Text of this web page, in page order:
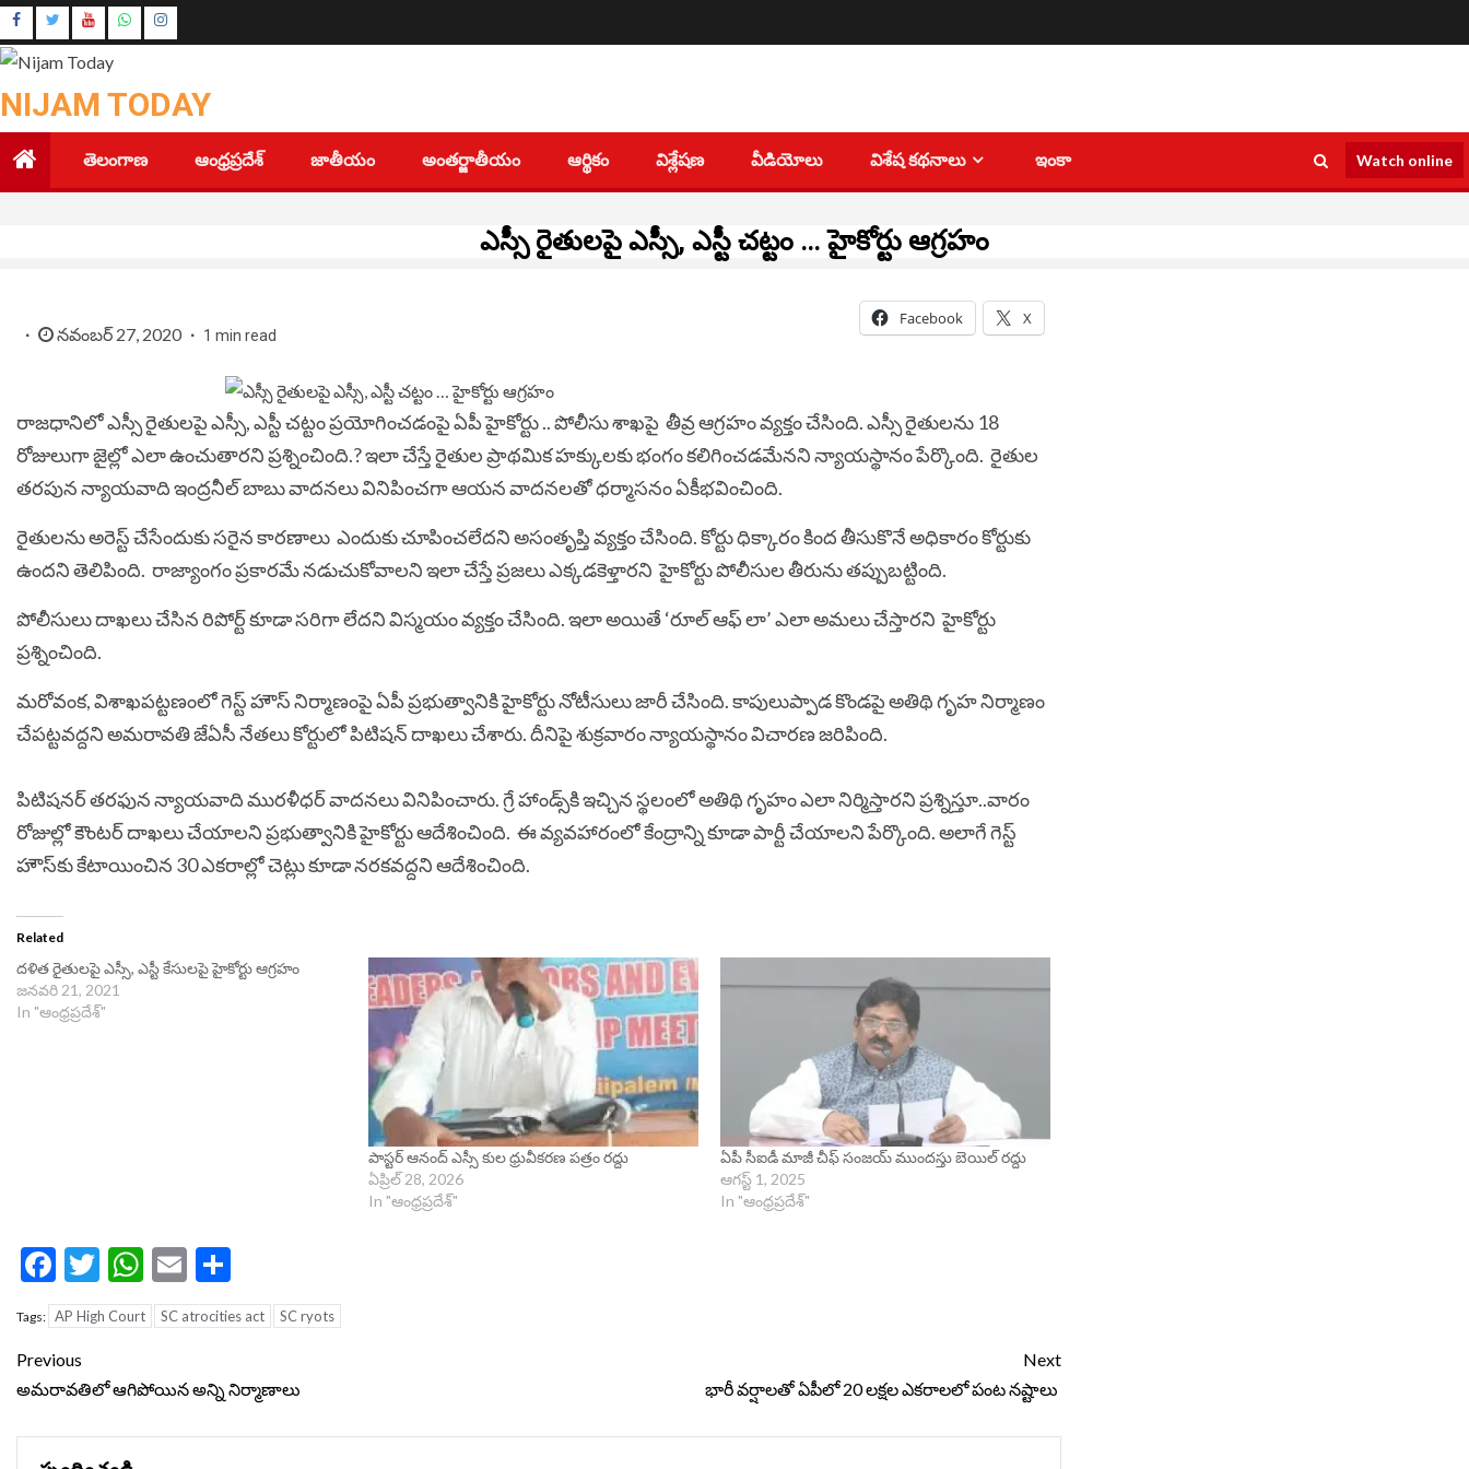
Skip
to
content
Youtube
Instagram
NIJAM TODAY
తెలంగాణ ఆంధ్రప్రదేశ్ జాతీయం అంతర్జాతీయం ఆర్థికం విశ్లేషణ వీడియోలు విశేష కథనాలు ఇంకా Watch online
ఎస్సీ రైతులపై ఎస్సీ, ఎస్టీ చట్టం … హైకోర్టు ఆగ్రహం
నవంబర్ 27, 2020 1 min read
Facebook X
రాజధానిలో ఎస్సీ రైతులపై ఎస్సీ, ఎస్టీ చట్టం ప్రయోగించడంపై ఏపీ హైకోర్టు .. పోలీసు శాఖపై తీవ్ర ఆగ్రహం వ్యక్తం చేసింది. ఎస్సీ రైతులను 18
రోజులుగా జైల్లో ఎలా ఉంచుతారని ప్రశ్నించింది.?ఇలా చేస్తే రైతుల ప్రాథమిక హక్కులకు భంగం కలిగించడమేనని న్యాయస్థానం పేర్కొంది. రైతుల
తరపున న్యాయవాది ఇంద్రనీల్ బాబు వాదనలు వినిపించగా ఆయన వాదనలతో ధర్మాసనం ఏకీభవించింది.
రైతులను అరెస్ట్ చేసేందుకు సరైన కారణాలు ఎందుకు చూపించలేదని అసంతృప్తి వ్యక్తం చేసింది. కోర్టు ధిక్కారం కింద తీసుకొనే అధికారం కోర్టుకు
ఉందని తెలిపింది. రాజ్యాంగం ప్రకారమే నడుచుకోవాలని ఇలా చేస్తే ప్రజలు ఎక్కడకెళ్తారని హైకోర్టు పోలీసుల తీరును తప్పుబట్టింది.
పోలీసులు దాఖలు చేసిన రిపోర్ట్‌ కూడా సరిగా లేదని విస్మయం వ్యక్తం చేసింది. ఇలా అయితే ‘రూల్ ఆఫ్ లా’ ఎలా అమలు చేస్తారని హైకోర్టు
ప్రశ్నించింది.
మరోవంక, విశాఖపట్టణంలో గెస్ట్ హౌస్ నిర్మాణంపై ఏపీ ప్రభుత్వానికి హైకోర్టు నోటీసులు జారీ చేసింది. కాపులుప్పాడ కొండపై అతిథి గృహ నిర్మాణం
చేపట్టవద్దని అమరావతి జేఏసీ నేతలు కోర్టులో పిటిషన్ దాఖలు చేశారు. దీనిపై శుక్రవారం న్యాయస్థానం విచారణ జరిపింది.
పిటిషనర్ తరఫున న్యాయవాది మురళీధర్ వాదనలు వినిపించారు. గ్రే హాండ్స్‌కి ఇచ్చిన స్థలంలో అతిథి గృహం ఎలా నిర్మిస్తారని ప్రశ్నిస్తూ..వారం
రోజుల్లో కౌంటర్ దాఖలు చేయాలని ప్రభుత్వానికి హైకోర్టు ఆదేశించింది. ఈ వ్యవహారంలో కేంద్రాన్ని కూడా పార్టీ చేయాలని పేర్కొంది. అలాగే గెస్ట్‌
హౌస్‌కు కేటాయించిన 30 ఎకరాల్లో చెట్లు కూడా నరకవద్దని ఆదేశించింది.
Related
దళిత రైతులపై ఎస్సీ, ఎస్టీ కేసులపై హైకోర్టు ఆగ్రహం
జనవరి 21, 2021
In "ఆంధ్రప్రదేశ్"
పాస్టర్ ఆనంద్ ఎస్సీ కుల ధ్రువీకరణ పత్రం రద్దు
ఏప్రిల్ 28, 2026
In "ఆంధ్రప్రదేశ్"
ఏపీ సీఐడీ మాజీ చీఫ్‌ సంజయ్‌ ముందస్తు బెయిల్‌ రద్దు
ఆగస్ట్ 1, 2025
In "ఆంధ్రప్రదేశ్"
Facebook
Twitter
WhatsApp
Email
Tags: AP High Court SC atrocities act SC ryots
Continue
Reading
Previous
అమరావతిలో ఆగిపోయిన అన్ని నిర్మాణాలు
Next
భారీ వర్షాలతో ఏపీలో 20 లక్షల ఎకరాలలో పంట నష్టాలు